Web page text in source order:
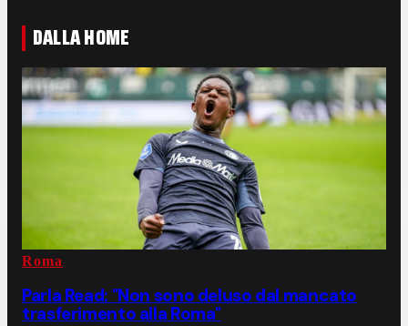
DALLA HOME
Roma
Parla Read: "Non sono deluso dal mancato
trasferimento alla Roma"